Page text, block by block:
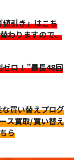
引き」はこち
わりますので、
ロ！”最長48回
買い替えプログ
ス買取/買い替え
ら